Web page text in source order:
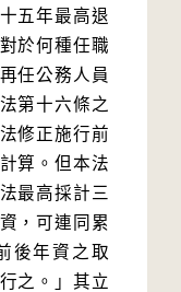
五年最高退
於何種任職
任公務人員
第十六條之
修正施行前
算。但本法
最高採計三
，可連同累
後年資之取
之。」其立